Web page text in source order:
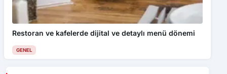
Restoran ve kafelerde dijital ve detaylı menü dönemi
GENEL